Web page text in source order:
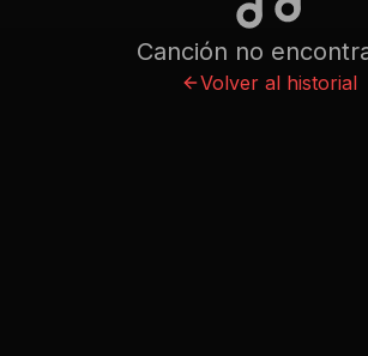
Canción no
Volver al historial